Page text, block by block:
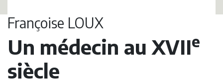
Françoise LOUX
Un médecin au XVIIe
siècle